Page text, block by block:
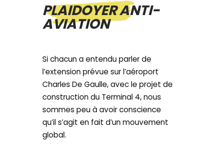
PLAIDOYER ANTI-
AVIATION
Si chacun a entendu parler de
l’extension prévue sur l’aéroport
Charles De Gaulle, avec le projet de
construction du Terminal 4, nous
sommes peu à avoir conscience
qu’il s’agit en fait d’un mouvement
global.